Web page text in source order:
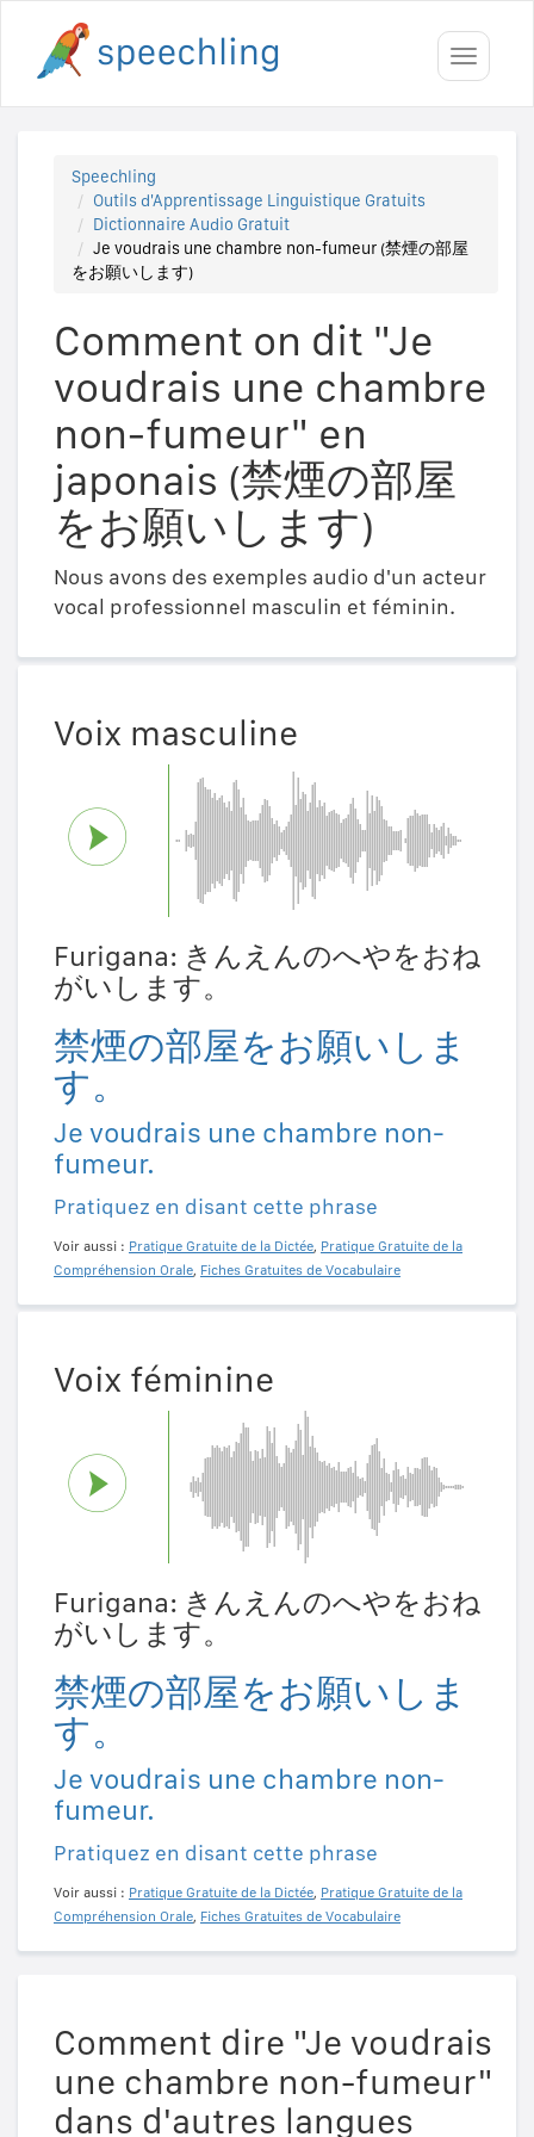
Toggle
Speechling
Outils d'Apprentissage Linguistique Gratuits
Dictionnaire Audio Gratuit
Je voudrais une chambre non-fumeur (禁煙の部屋
をお願いします)
Comment on dit "Je
voudrais une chambre
non-fumeur" en
japonais (禁煙の部屋
をお願いします)
Nous avons des exemples audio d'un acteur
vocal professionnel masculin et féminin.
Voix masculine
Furigana: きんえんのへやをおね
がいします。
禁煙の部屋をお願いしま
す。
Je voudrais une chambre non-
fumeur.
Pratiquez en disant cette phrase
Voir aussi : Pratique Gratuite de la Dictée, Pratique Gratuite de la
Compréhension Orale, Fiches Gratuites de Vocabulaire
Voix féminine
Furigana: きんえんのへやをおね
がいします。
禁煙の部屋をお願いしま
す。
Je voudrais une chambre non-
fumeur.
Pratiquez en disant cette phrase
Voir aussi : Pratique Gratuite de la Dictée, Pratique Gratuite de la
Compréhension Orale, Fiches Gratuites de Vocabulaire
Comment dire "Je voudrais
une chambre non-fumeur"
dans d'autres langues